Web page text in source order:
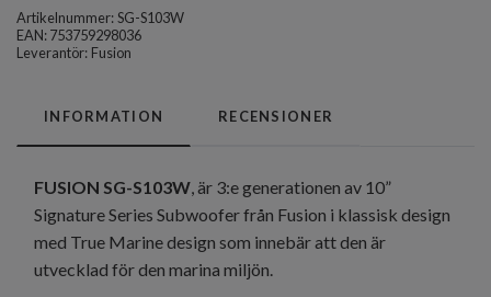
Artikelnummer:SG-S103W
EAN: 753759298036
Leverantör: Fusion
INFORMATION RECENSIONER
FUSION SG-S103W , är 3:e generationen av 10”
Signature Series Subwoofer från Fusion i klassisk design
med True Marine design som innebär att den är
utvecklad för den marina miljön.